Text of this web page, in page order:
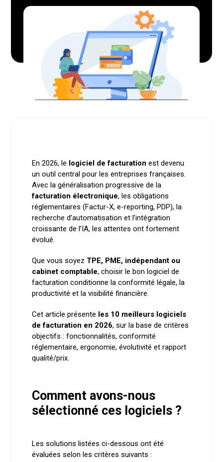
En 2026, le logiciel de facturation est devenu
un outil central pour les entreprises françaises.
Avec la généralisation progressive de la
facturation électronique, les obligations
réglementaires (Factur-X, e-reporting, PDP), la
recherche d’automatisation et l’intégration
croissante de l’IA, les attentes ont fortement
évolué.
Que vous soyez TPE, PME, indépendant ou
cabinet comptable, choisir le bon logiciel de
facturation conditionne la conformité légale, la
productivité et la visibilité financière.
Cet article présente les 10 meilleurs logiciels
de facturation en 2026, sur la base de critères
objectifs : fonctionnalités, conformité
réglementaire, ergonomie, évolutivité et rapport
qualité/prix.
Comment avons-nous
sélectionné ces logiciels ?
Les solutions listées ci-dessous ont été
évaluées selon les critères suivants :